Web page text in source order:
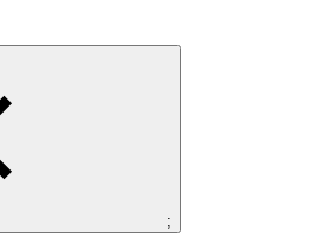
;